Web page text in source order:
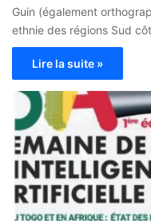
Guin (également
ethnie des régions Sud
Lire la suite »